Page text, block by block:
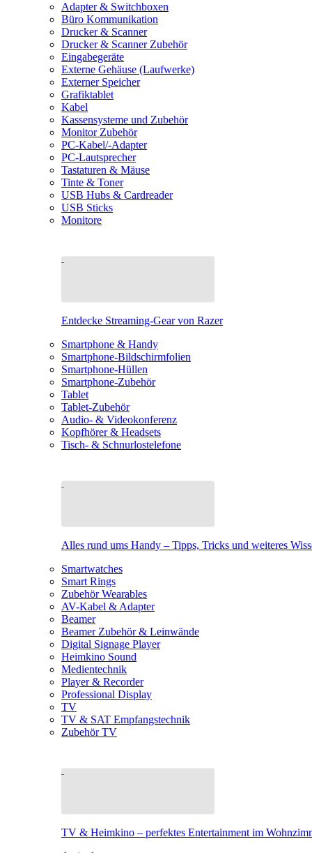
Adapter & Switchboxen
Büro Kommunikation
Drucker & Scanner
Drucker & Scanner Zubehör
Eingabegeräte
Externe Gehäuse (Laufwerke)
Externer Speicher
Grafiktablet
Kabel
Kassensysteme und Zubehör
Monitor Zubehör
PC-Kabel/-Adapter
PC-Lautsprecher
Tastaturen & Mäuse
Tinte & Toner
USB Hubs & Cardreader
USB Sticks
Monitore
Entdecke Streaming-Gear von Razer
Smartphone & Handy
Smartphone-Bildschirmfolien
Smartphone-Hüllen
Smartphone-Zubehör
Tablet
Tablet-Zubehör
Audio- & Videokonferenz
Kopfhörer & Headsets
Tisch- & Schnurlostelefone
Alles rund ums Handy – Tipps, Tricks und weiteres
Smartwatches
Smart Rings
Zubehör Wearables
AV-Kabel & Adapter
Beamer
Beamer Zubehör & Leinwände
Digital Signage Player
Heimkino Sound
Medientechnik
Player & Recorder
Professional Display
TV
TV & SAT Empfangstechnik
Zubehör TV
TV & Heimkino – perfektes Entertainment im